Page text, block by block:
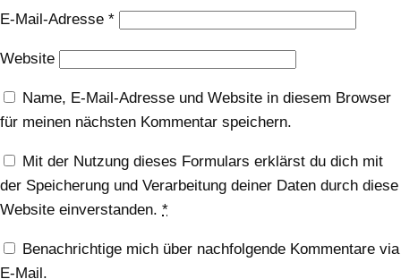
E-Mail-Adresse *
Website
Name, E-Mail-Adresse und Website in diesem Browser
für meinen nächsten Kommentar speichern.
Mit der Nutzung dieses Formulars erklärst du dich mit
der Speicherung und Verarbeitung deiner Daten durch diese
Website einverstanden. *
Benachrichtige mich über nachfolgende Kommentare via
E-Mail.